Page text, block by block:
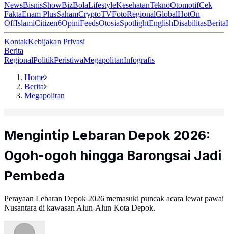
NewsBisnisShowBizBolaLifestyleKesehatanTeknoOtomotifCek
FaktaEnam PlusSahamCryptoTVFotoRegionalGlobalHotOn
OffIslamiCitizen6OpiniFeedsOtosiaSpotlightEnglishDisabilitasBerita
KontakKebijakan Privasi
Berita
RegionalPolitikPeristiwaMegapolitanInfografis
Home
Berita
Megapolitan
Mengintip Lebaran Depok 2026:
Ogoh-ogoh hingga Barongsai Jadi
Pembeda
Perayaan Lebaran Depok 2026 memasuki puncak acara lewat pawai
Nusantara di kawasan Alun-Alun Kota Depok.